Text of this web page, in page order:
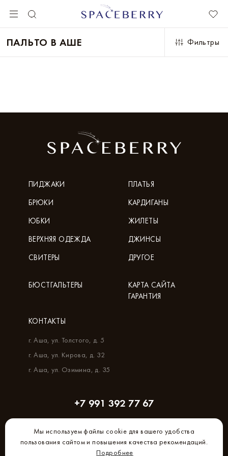
ПАЛЬТО В АШЕ Фильтры
ПИДЖАКИ
БРЮКИ
ЮБКИ
ВЕРХНЯЯ ОДЕЖДА
СВИТЕРЫ
ПЛАТЬЯ
КАРДИГАНЫ
ЖИЛЕТЫ
ДЖИНСЫ
ДРУГОЕ
БЮСТГАЛЬТЕРЫ
КАРТА САЙТА
ГАРАНТИЯ
КОНТАКТЫ
г. Аша, ул. Толстого, д. 5
г. Аша, ул. Кирова, д. 32
г. Аша, ул. Озимина, д. 35
+7 991 392 77 67
Мы используем файлы cookie для вашего удобства
пользования сайтом и повышения качества рекомендаций.
Подробнее